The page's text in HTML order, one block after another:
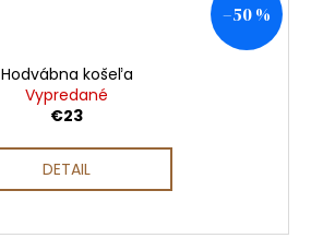
–50 %
Hodvábna košeľa
Vypredané
€23
DETAIL